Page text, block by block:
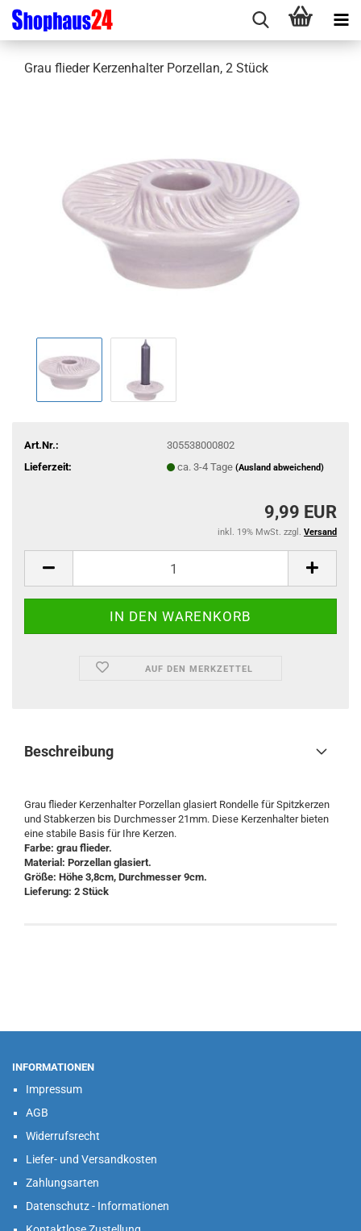
Grau flieder Kerzenhalter Porzellan, 2 Stück
Art.Nr.:
305538000802
Lieferzeit:
ca. 3-4 Tage (Ausland abweichend)
9,99 EUR
inkl. 19% MwSt. zzgl. Versand
AUF DEN MERKZETTEL
Beschreibung
Grau flieder Kerzenhalter Porzellan glasiert Rondelle für Spitzkerzen
und Stabkerzen bis Durchmesser 21mm. Diese Kerzenhalter bieten
eine stabile Basis für Ihre Kerzen.
Farbe: grau flieder.
Material: Porzellan glasiert.
Größe: Höhe 3,8cm, Durchmesser 9cm.
Lieferung: 2 Stück
INFORMATIONEN
Impressum
AGB
Widerrufsrecht
Liefer- und Versandkosten
Zahlungsarten
Datenschutz - Informationen